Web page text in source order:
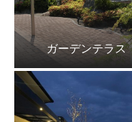
ガーデンテラス